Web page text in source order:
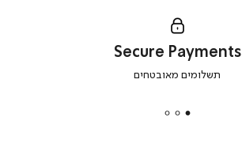
secure
Secure Payments
תשלומים מאובטחים